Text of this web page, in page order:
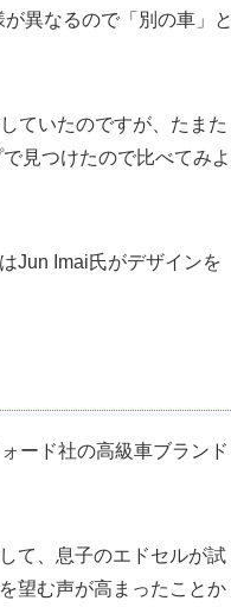
異なるので「別の車」と
ていたのですが、たまた
見つけたので比べてみよ
Jun Imai氏がデザインを
ード社の高級車ブランド
て、息子のエドセルが試
望む声が高まったことか